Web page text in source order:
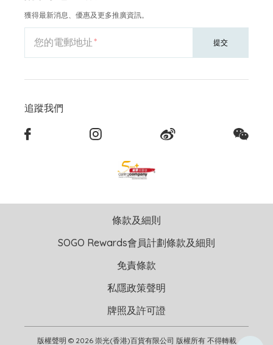
獲得最新消息、優惠及更多推廣資訊。
您的電郵地址 提交
追蹤我們
版權聲明 © 2026 崇光(香港)百貨有限公司 版權所有 不得轉載
條款及細則
SOGO Rewards會員計劃條款及細則
免責條款
私隱政策聲明
牌照及許可證